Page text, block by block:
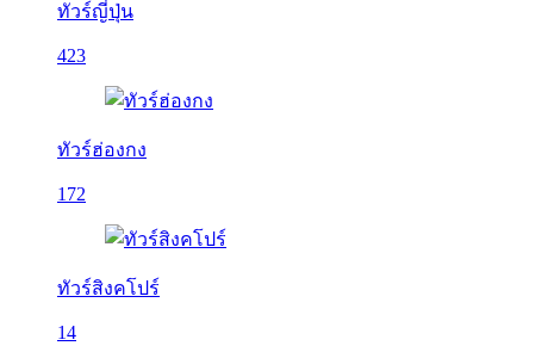
ทัวร์ญี่ปุ่น
423
ทัวร์ฮ่องกง
172
ทัวร์สิงคโปร์
14